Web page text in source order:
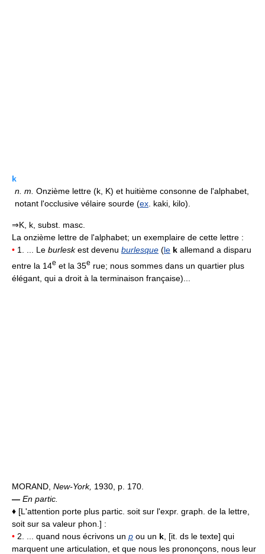
k
n. m. Onzième lettre (k, K) et huitième consonne de l'alphabet,
notant l'occlusive vélaire sourde (ex . kaki, kilo).
⇒K, k, subst. masc.
La onzième lettre de l'alphabet; un exemplaire de cette lettre :
• 1. ... Le burleskest devenu burlesque (le k allemand a disparu
entre la 14e et la 35e rue; nous sommes dans un quartier plus
élégant, qui a droit à la terminaison française)...
MORAND, New-York, 1930, p. 170.
— En partic.
♦ [L'attention porte plus partic. soit sur l'expr. graph. de la lettre,
soit sur sa valeur phon.] :
• 2. ... quand nous écrivons un p ou un k , [it. ds le texte] qui
marquent une articulation, et que nous les prononçons, nous leur